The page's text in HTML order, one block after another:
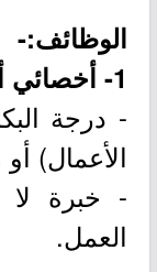
الوظائف:-
1- أخصائي أول تخطيط ومتابعة:
- درجة
الأعمال) أو
- خبرة
العمل.